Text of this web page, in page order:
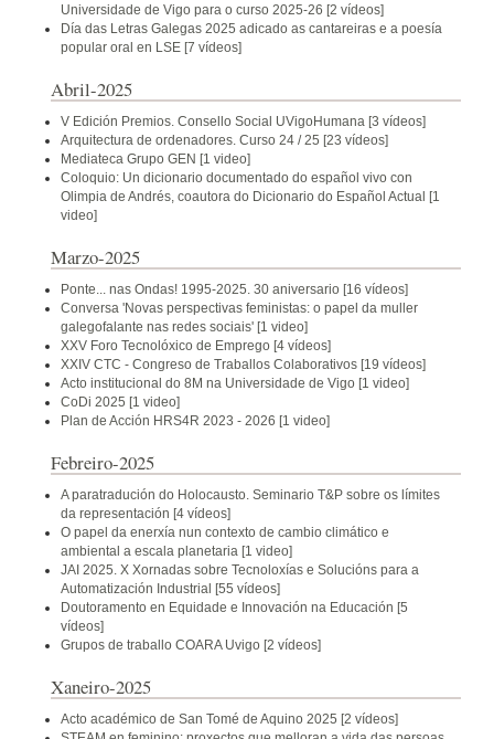
Universidade de Vigo para o curso 2025-26 [2 vídeos]
Día das Letras Galegas 2025 adicado as cantareiras e a poesía
popular oral en LSE [7 vídeos]
Abril-2025
V Edición Premios. Consello Social UVigoHumana [3 vídeos]
Arquitectura de ordenadores. Curso 24 / 25 [23 vídeos]
Mediateca Grupo GEN [1 video]
Coloquio: Un dicionario documentado do español vivo con
Olimpia de Andrés, coautora do Dicionario do Español Actual [1
video]
Marzo-2025
Ponte... nas Ondas! 1995-2025. 30 aniversario [16 vídeos]
Conversa 'Novas perspectivas feministas: o papel da muller
galegofalante nas redes sociais' [1 video]
XXV Foro Tecnolóxico de Emprego [4 vídeos]
XXIV CTC - Congreso de Traballos Colaborativos [19 vídeos]
Acto institucional do 8M na Universidade de Vigo [1 video]
CoDi 2025 [1 video]
Plan de Acción HRS4R 2023 - 2026 [1 video]
Febreiro-2025
A paratradución do Holocausto. Seminario T&P sobre os límites
da representación [4 vídeos]
O papel da enerxía nun contexto de cambio climático e
ambiental a escala planetaria [1 video]
JAI 2025. X Xornadas sobre Tecnoloxías e Solucións para a
Automatización Industrial [55 vídeos]
Doutoramento en Equidade e Innovación na Educación [5
vídeos]
Grupos de traballo COARA Uvigo [2 vídeos]
Xaneiro-2025
Acto académico de San Tomé de Aquino 2025 [2 vídeos]